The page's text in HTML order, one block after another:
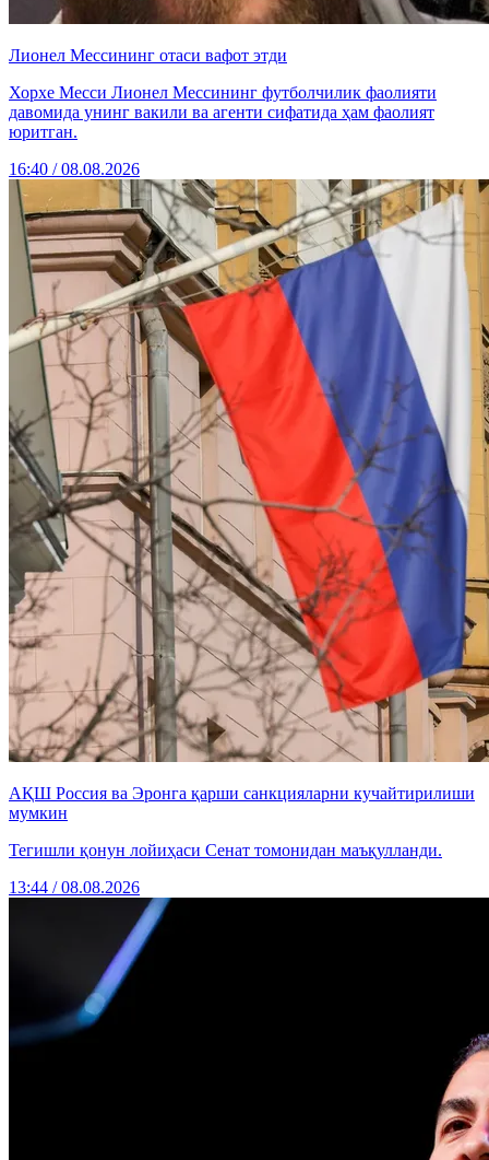
Лионел Мессининг отаси вафот этди
Хорхе Месси Лионел Мессининг футболчилик фаолияти
давомида унинг вакили ва агенти сифатида ҳам фаолият
юритган.
16:40 / 08.08.2026
АҚШ Россия ва Эронга қарши санкцияларни кучайтирилиши
мумкин
Тегишли қонун лойиҳаси Сенат томонидан маъқулланди.
13:44 / 08.08.2026